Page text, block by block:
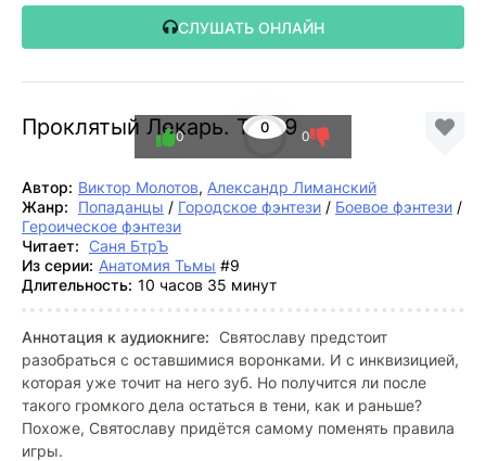
СЛУШАТЬ ОНЛАЙН
Проклятый Лекарь. Том 9
0
0 0
Автор: Виктор Молотов, Александр Лиманский
Жанр:
Попаданцы / Городское фэнтези / Боевое фэнтези /
Героическое фэнтези
Читает: Саня БтрЪ
Из серии: Анатомия Тьмы #9
Длительность: 10 часов 35 минут
Аннотация к аудиокниге: Святославу предстоит
разобраться с оставшимися воронками. И с инквизицией,
которая уже точит на него зуб. Но получится ли после
такого громкого дела остаться в тени, как и раньше?
Похоже, Святославу придётся самому поменять правила
игры.